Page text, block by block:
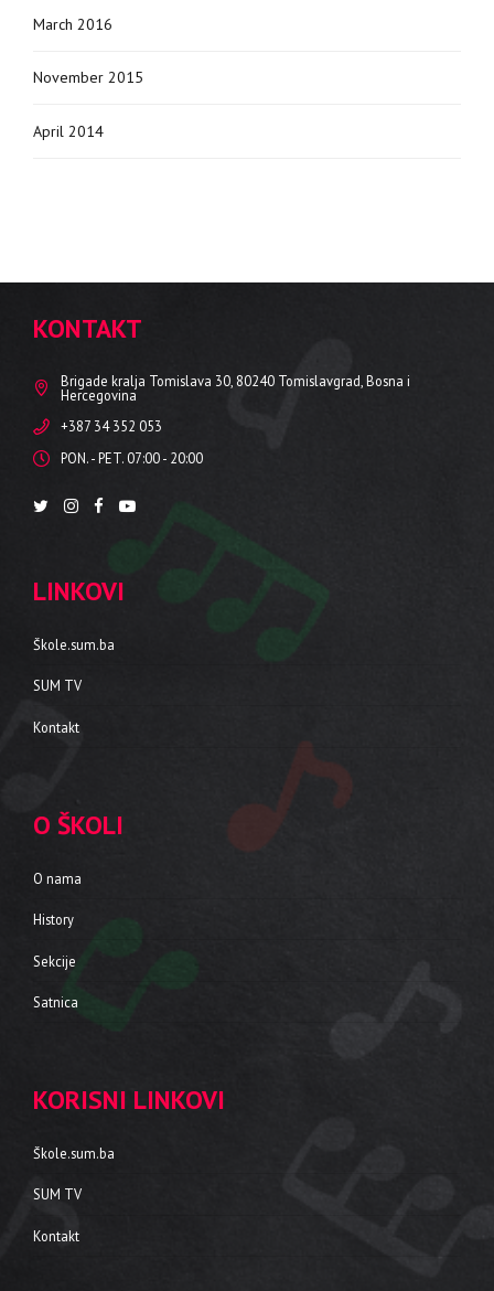
March 2016
November 2015
April 2014
KONTAKT
Brigade kralja Tomislava 30, 80240 Tomislavgrad, Bosna i
Hercegovina
+387 34 352 053
PON. - PET. 07:00 - 20:00
LINKOVI
Škole.sum.ba
SUM TV
Kontakt
O ŠKOLI
O nama
History
Sekcije
Satnica
KORISNI LINKOVI
Škole.sum.ba
SUM TV
Kontakt